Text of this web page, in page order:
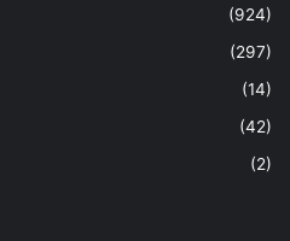
(924)
(297)
(14)
(42)
(2)